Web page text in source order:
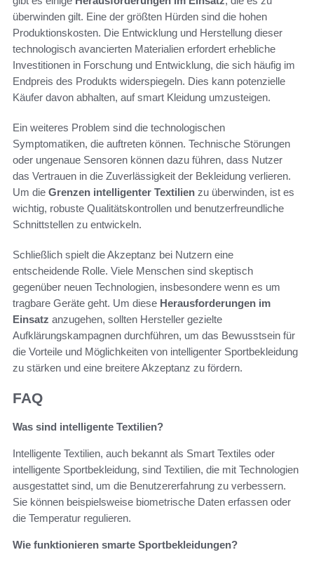
überwinden gilt. Eine der größten Hürden sind die hohen
Produktionskosten. Die Entwicklung und Herstellung dieser
technologisch avancierten Materialien erfordert erhebliche
Investitionen in Forschung und Entwicklung, die sich häufig im
Endpreis des Produkts widerspiegeln. Dies kann potenzielle
Käufer davon abhalten, auf smart Kleidung umzusteigen.
Ein weiteres Problem sind die technologischen
Symptomatiken, die auftreten können. Technische Störungen
oder ungenaue Sensoren können dazu führen, dass Nutzer
das Vertrauen in die Zuverlässigkeit der Bekleidung verlieren.
Um die Grenzen intelligenter Textilien zu überwinden, ist es
wichtig, robuste Qualitätskontrollen und benutzerfreundliche
Schnittstellen zu entwickeln.
Schließlich spielt die Akzeptanz bei Nutzern eine
entscheidende Rolle. Viele Menschen sind skeptisch
gegenüber neuen Technologien, insbesondere wenn es um
tragbare Geräte geht. Um diese Herausforderungen im
Einsatz anzugehen, sollten Hersteller gezielte
Aufklärungskampagnen durchführen, um das Bewusstsein für
die Vorteile und Möglichkeiten von intelligenter Sportbekleidung
zu stärken und eine breitere Akzeptanz zu fördern.
FAQ
Was sind intelligente Textilien?
Intelligente Textilien, auch bekannt als Smart Textiles oder
intelligente Sportbekleidung, sind Textilien, die mit Technologien
ausgestattet sind, um die Benutzererfahrung zu verbessern.
Sie können beispielsweise biometrische Daten erfassen oder
die Temperatur regulieren.
Wie funktionieren smarte Sportbekleidungen?